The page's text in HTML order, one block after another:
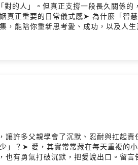
的人」。但真正支撐一段長久關係的
正重要的日常儀式感➤ 為什麼「智
能陪你重新思考愛、成功，以及人
教練，用最輕鬆的方式帶你發現那
人｜米克、Michael🎚️ 錄音｜思維
許多父親學會了沉默、忍耐與扛起
」？➤ 愛，其實常常藏在每天重複的
有勇氣打破沉默，把愛說出口。留言